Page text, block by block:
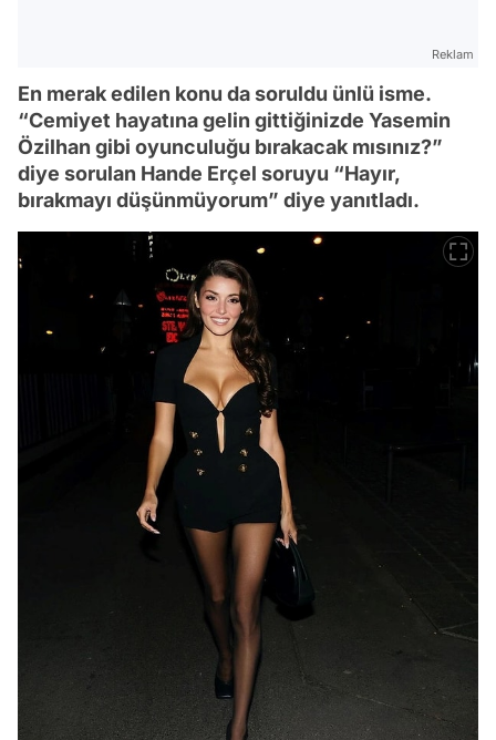
Reklam
En merak edilen konu da soruldu ünlü isme.
“Cemiyet hayatına gelin gittiğinizde Yasemin
Özilhan gibi oyunculuğu bırakacak mısınız?”
diye sorulan Hande Erçel soruyu “Hayır,
bırakmayı düşünmüyorum” diye yanıtladı.